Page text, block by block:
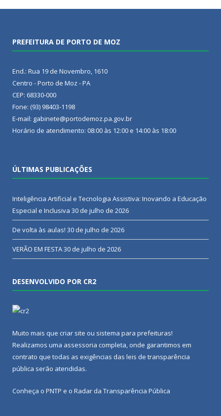
PREFEITURA DE PORTO DE MOZ
End.: Rua 19 de Novembro, 1610
Centro - Porto de Moz - PA
CEP: 68330-000
Fone: (93) 98403-1198
E-mail: gabinete@portodemoz.pa.gov.br
Horário de atendimento: 08:00 às 12:00 e 14:00 às 18:00
ÚLTIMAS PUBLICAÇÕES
Inteligência Artificial e Tecnologia Assistiva: Inovando a Educação
Especial e Inclusiva 30 de julho de 2026
De volta às aulas! 30 de julho de 2026
VERÃO EM FESTA30 de julho de 2026
DESENVOLVIDO POR CR2
Muito mais que criar site ou sistema para prefeituras!
Realizamos uma assessoria completa, onde garantimos em
contrato que todas as exigências das leis de transparência
pública serão atendidas.
Conheça o PNTP e o Radar da Transparência Pública